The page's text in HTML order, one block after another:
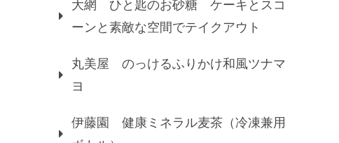
大網 ひと匙のお砂糖 ケーキとスコ
ーンと素敵な空間でテイクアウト
丸美屋 のっけるふりかけ和風ツナマ
ヨ
伊藤園 健康ミネラル麦茶（冷凍兼用